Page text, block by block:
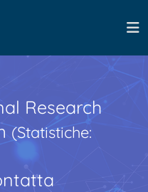
Research
(Statistiche: